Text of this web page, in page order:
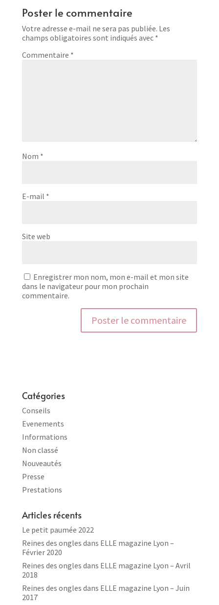
Poster le commentaire
Votre adresse e-mail ne sera pas publiée. Les
champs obligatoires sont indiqués avec *
Commentaire *
Nom *
E-mail *
Site web
Enregistrer mon nom, mon e-mail et mon site
dans le navigateur pour mon prochain
commentaire.
Catégories
Conseils
Evenements
Informations
Non classé
Nouveautés
Presse
Prestations
Articles récents
Le petit paumée 2022
Reines des ongles dans ELLE magazine Lyon –
Février 2020
Reines des ongles dans ELLE magazine Lyon – Avril
2018
Reines des ongles dans ELLE magazine Lyon – Juin
2017